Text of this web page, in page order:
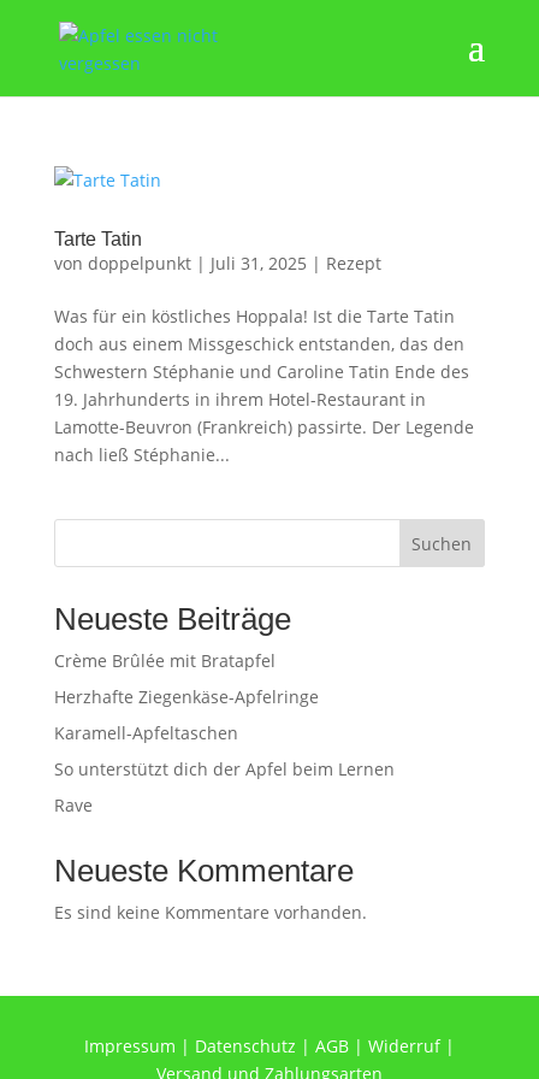
Tarte Tatin
von doppelpunkt| Juli 31, 2025 | Rezept
Was für ein köstliches Hoppala! Ist die Tarte Tatin
doch aus einem Missgeschick entstanden, das den
Schwestern Stéphanie und Caroline Tatin Ende des
19. Jahrhunderts in ihrem Hotel-Restaurant in
Lamotte-Beuvron (Frankreich) passirte. Der Legende
nach ließ Stéphanie...
Suchen
Neueste Beiträge
Crème Brûlée mit Bratapfel
Herzhafte Ziegenkäse-Apfelringe
Karamell-Apfeltaschen
So unterstützt dich der Apfel beim Lernen
Rave
Neueste Kommentare
Es sind keine Kommentare vorhanden.
Impressum | Datenschutz | AGB| Widerruf|
Versand und Zahlungsarten